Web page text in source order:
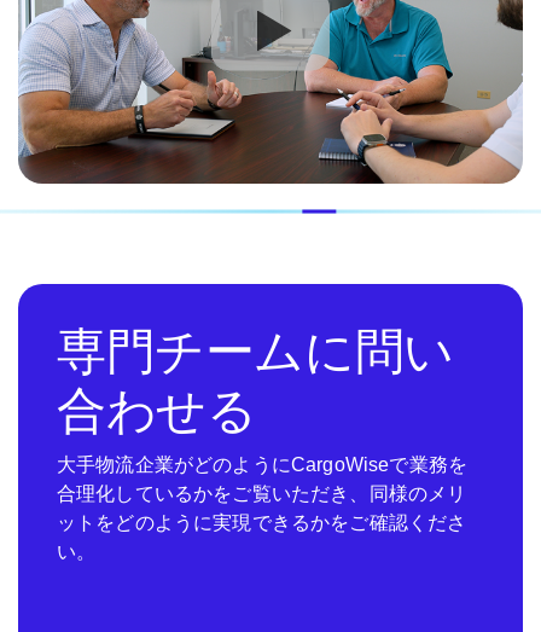
専門チームに問い
合わせる
大手物流企業がどのようにCargoWiseで業務を
合理化しているかをご覧いただき、同様のメリ
ットをどのように実現できるかをご確認くださ
い。